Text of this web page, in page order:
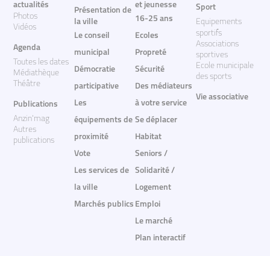
actualités
Photos
Vidéos
Agenda
Toutes les dates
Médiathèque
Théâtre
Publications
Anzin'mag
Autres
publications
Présentation de
la ville
Le conseil
municipal
Démocratie
participative
Les
équipements de
proximité
Vote
Les services de
la ville
Marchés publics
et jeunesse
16-25 ans
Ecoles
Propreté
Sécurité
Des médiateurs
à votre service
Se déplacer
Habitat
Seniors /
Solidarité /
Logement
Emploi
Le marché
Plan interactif
Sport
Equipements
sportifs
Associations
sportives
Ecole municipale
des sports
Vie associative